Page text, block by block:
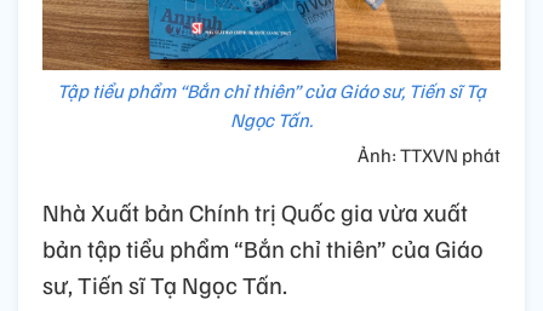
Tập tiểu phẩm “Bắn chỉ thiên” của Giáo sư, Tiến sĩ Tạ
Ngọc Tấn.
Ảnh: TTXVN phát
Nhà Xuất bản Chính trị Quốc gia vừa xuất
bản tập tiểu phẩm “Bắn chỉ thiên” của Giáo
sư, Tiến sĩ Tạ Ngọc Tấn.